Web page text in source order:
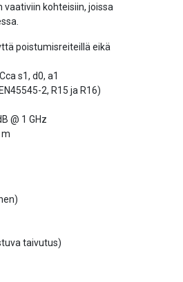
kohteisiin, joissa
poistumisreiteillä eikä
s1, d0, a1
2, R15 ja R16)
@ 1 GHz
m
taivutus)